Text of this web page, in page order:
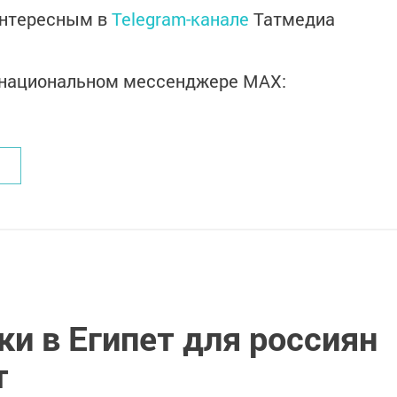
вTelegram-канале Татмедиа
мессенджере MАХ:
в Египет для россиян